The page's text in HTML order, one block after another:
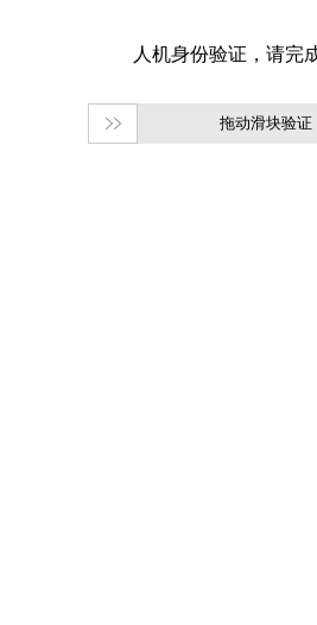
拖动滑块验证